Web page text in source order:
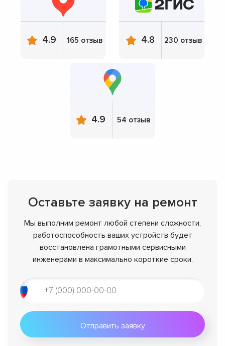
4.9 165 отзыв 4.8 230 отзыв
4.9 54 отзыв
Оставьте заявку на ремонт
Мы выполним ремонт любой степени сложности,
работоспособность ваших устройств будет
восстановлена грамотными сервисными
инженерами в максимально короткие сроки.